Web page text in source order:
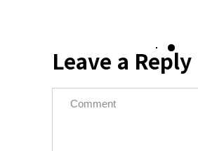
Leave a Reply